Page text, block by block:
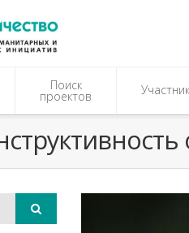
Поиск
проектов